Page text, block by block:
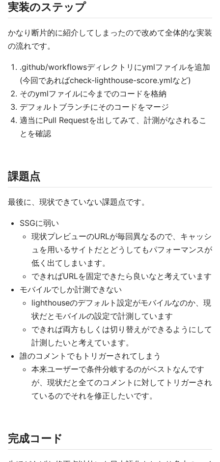
実装のステップ
かなり断片的に紹介してしまったので改めて全体的な実装
の流れです。
.github/workflowsディレクトリにymlファイルを追加
(今回であればcheck-lighthouse-score.ymlなど)
そのymlファイルに今までのコードを格納
デフォルトブランチにそのコードをマージ
適当にPull Requestを出してみて、計測がなされるこ
とを確認
課題点
最後に、現状できていない課題点です。
SSGに弱い
現状プレビューのURLが毎回異なるので、キャッシ
ュを用いるサイトだとどうしてもパフォーマンスが
低く出てしまいます。
できればURLを固定できたら良いなと考えています
モバイルでしか計測できない
lighthouseのデフォルト設定がモバイルなのか、現
状だとモバイルの設定で計測しています
できれば両方もしくは切り替えができるようにして
計測したいと考えています。
誰のコメントでもトリガーされてしまう
本来ユーザーで条件分岐するのがベストなんです
が、現状だと全てのコメントに対してトリガーされ
ているのでそれを修正したいです。
完成コード